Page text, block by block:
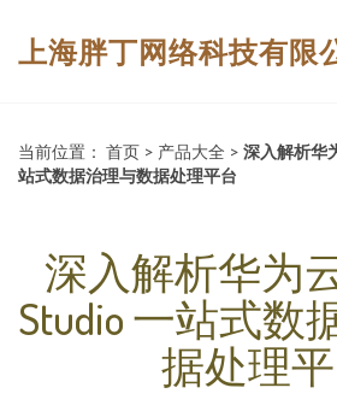
上海胖丁网络科技有限
当前位置： 首页 > 产品大全 > 深入解析
站式数据治理与数据处理平台
深入解析华为
Studio 一站式数
据处理